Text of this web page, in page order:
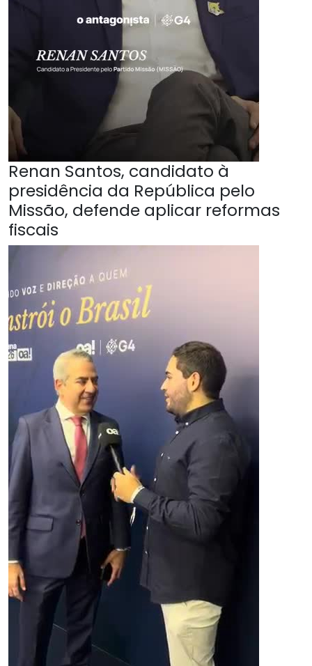
Renan Santos, candidato à
presidência da República pelo
Missão, defende aplicar reformas
fiscais